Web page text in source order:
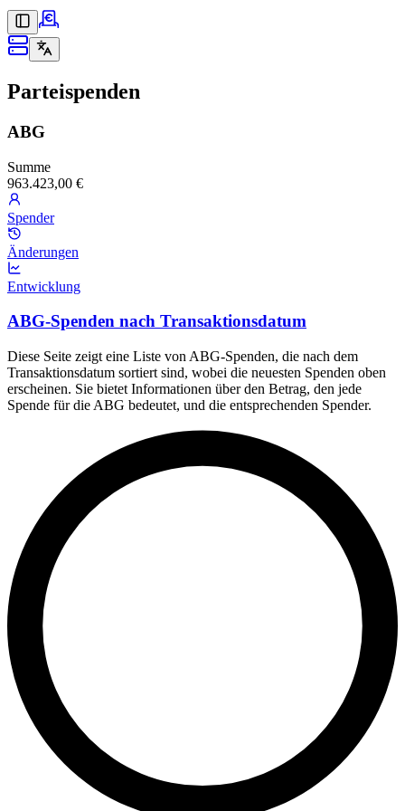
Parteispenden
ABG
Summe
963.423,00 €
Spender
Änderungen
Entwicklung
ABG-Spenden nach Transaktionsdatum
Diese Seite zeigt eine Liste von ABG-Spenden, die nach dem
Transaktionsdatum sortiert sind, wobei die neuesten Spenden oben
erscheinen. Sie bietet Informationen über den Betrag, den jede
Spende für die ABG bedeutet, und die entsprechenden Spender.